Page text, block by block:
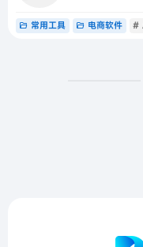
常用工具 电商软件 #